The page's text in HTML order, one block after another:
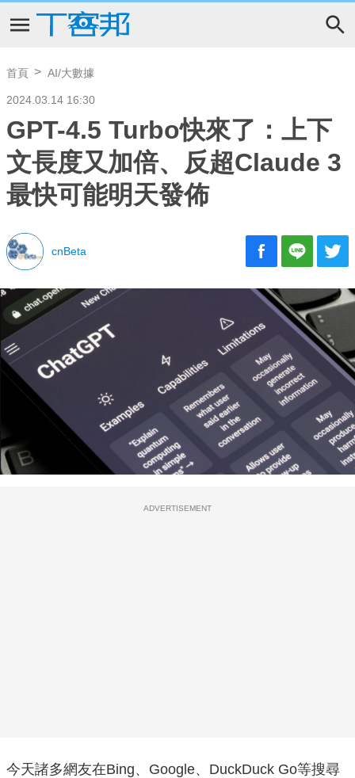
首頁 AI/大數據
2024.03.14 16:30
GPT-4.5 Turbo快來了：上下
文長度又加倍、反超Claude 3
最快可能明天發佈
cnBeta
ADVERTISEMENT
今天諸多網友在Bing、Google、DuckDuck Go等搜尋